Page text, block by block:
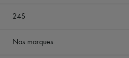
24S
Nos marques